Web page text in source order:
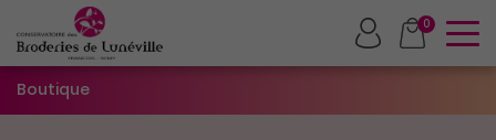
0
Boutique